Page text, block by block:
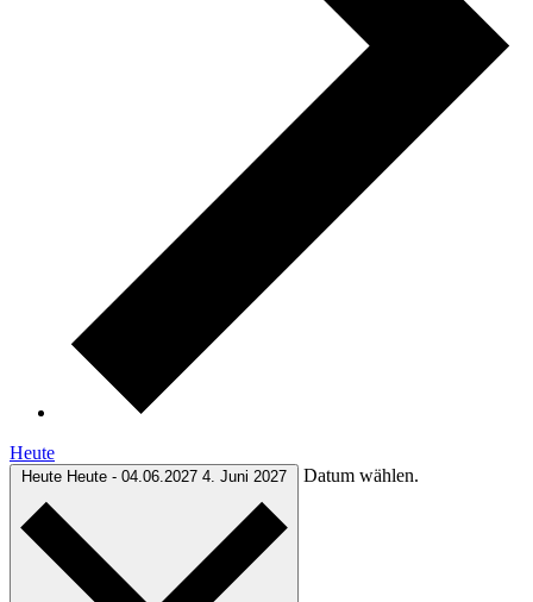
Heute
Heute Heute - 04.06.2027 4. Juni 2027 Datum wählen.